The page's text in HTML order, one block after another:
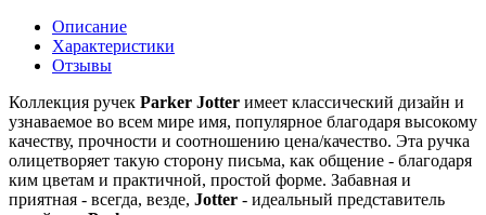
Описание
Характеристики
Отзывы
Коллекция ручек Parker Jotter имеет классический дизайн и
узнаваемое во всем мире имя, популярное благодаря высокому
качеству, прочности и соотношению цена/качество. Эта ручка
олицетворяет такую сторону письма, как общение - благодаря
ким цветам и практичной, простой форме. Забавная и
приятная - всегда, везде, Jotter - идеальный представитель